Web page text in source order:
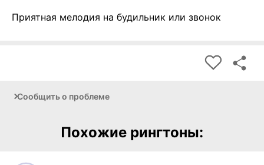
Приятная мелодия на будильник или звонок
Сообщить о проблеме
Похожие рингтоны: